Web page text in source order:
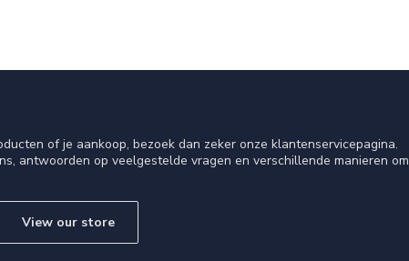
of je aankoop, bezoek dan zeker onze klantenservicepagina.
antwoorden op veelgestelde vragen en verschillende manieren om
View our store